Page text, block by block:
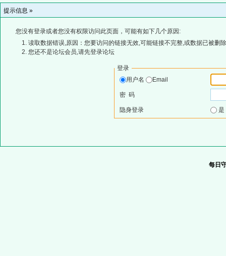
提示信息 »
您没有登录或者您没有权限访问此页面，可能有如下几个原因:
读取数据错误,原因：您要访问的链接无效,可能链接不完整,或数据已被删
您还不是论坛会员,请先登录论坛
登录
用户名
Email
密 码
隐身登录
每日